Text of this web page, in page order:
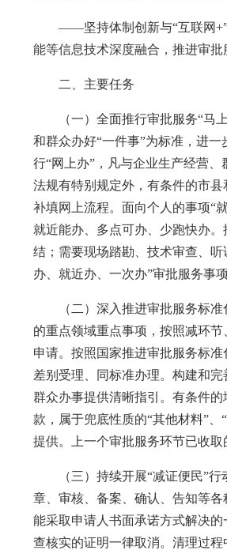
——坚持体制创新与“互联网+”
能等信息技术深度融合，推进审
二、主要任务
（一）全面推行审批服务“马上
和群众办好“一件事”为标准，进
行“网上办”，凡与企业生产经营
法规有特别规定外，有条件的市
补填网上流程。面向个人的事项“
就近能办、多点可办、少跑快办
结；需要现场踏勘、技术审查、
办、就近办、一次办”审批服务事
（二）深入推进审批服务标准
的重点领域重点事项，按照减环
申请。按照国家推进审批服务标
差别受理、同标准办理。构建和
群众办事提供清晰指引。有条件
款，属于兜底性质的“其他材料”
提供。上一个审批服务环节已收
（三）持续开展“减证便民”行
章、审核、备案、确认、告知等
能采取申请人书面承诺方式解决
查核实的证明一律取消。清理过